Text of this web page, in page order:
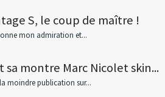
S, le coup de maître !
mon admiration et...
sa montre Marc Nicolet skin...
moindre publication sur...